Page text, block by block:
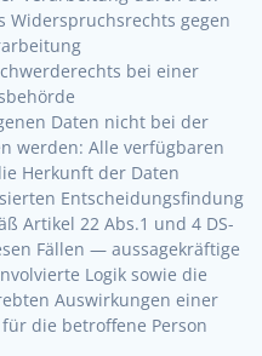
Widerspruchsrechts gegen
bei einer
Daten nicht bei der
werden: Alle verfügbaren
Herkunft der Daten
Entscheidungsfindung
Artikel 22 Abs.1 und 4 DS-
Fällen — aussagekräftige
Logik sowie die
Auswirkungen einer
die betroffene Person